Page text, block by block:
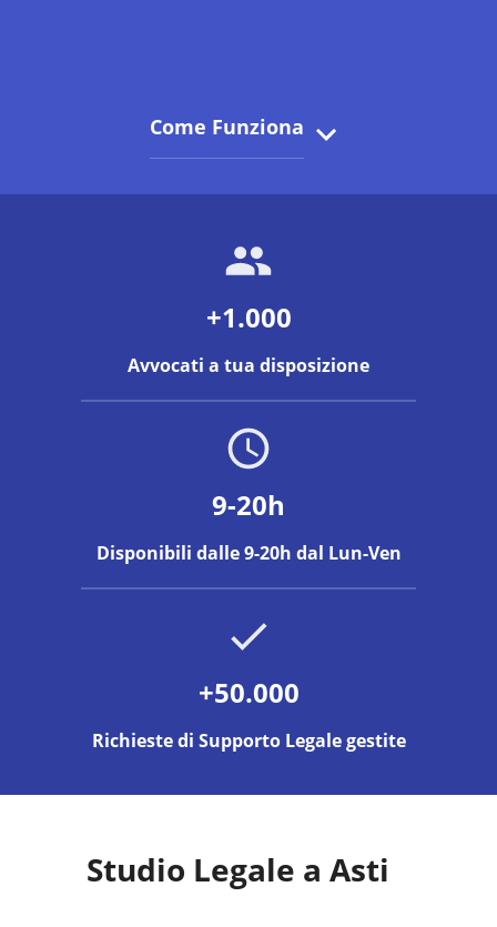
Come Funziona
+1.000
Avvocati a tua disposizione
9-20h
Disponibili dalle 9-20h dal Lun-Ven
+50.000
Richieste di Supporto Legale gestite
Studio Legale a Asti